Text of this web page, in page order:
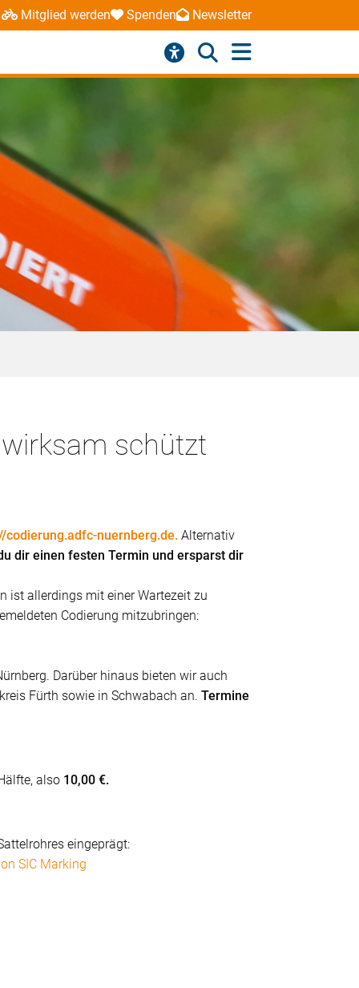
Mitglied werden Spenden Newsletter
wirksam schützt
codierung.adfc-nuernberg.de. Alternativ
dir einen festen Termin und ersparst dir
ist allerdings mit einer Wartezeit zu
Codierung mitzubringen:
Darüber hinaus bieten wir auch
Fürth sowie in Schwabach an.Termine
also 10,00 €.
eingeprägt:
SIC Marking